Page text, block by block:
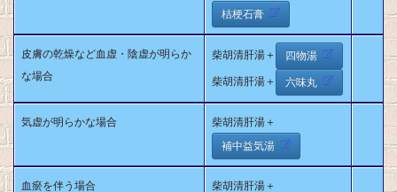
桔梗石膏
皮膚の乾燥など血虚・陰虚が明らか
な場合
柴胡清肝湯＋ 四物湯
柴胡清肝湯＋ 六味丸
気虚が明らかな場合 柴胡清肝湯＋
補中益気湯
血瘀を伴う場合 柴胡清肝湯＋